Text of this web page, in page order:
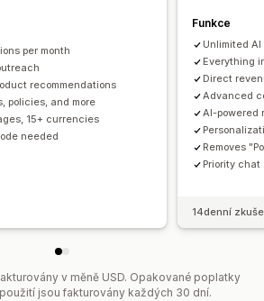
chatu
Uvítací zprávy
chatu Avatar agenta
Konverzní poměry
Návrhy optimalizace
per month
recommendations
policies, and more
15+ currencies
needed
Funkce
Unlimited
Everything
Direct
Advanced
AI-powered
Removes
Priority chat
14denní
v měně USD. Opakované poplatky
jsou fakturovány každých 30 dní.